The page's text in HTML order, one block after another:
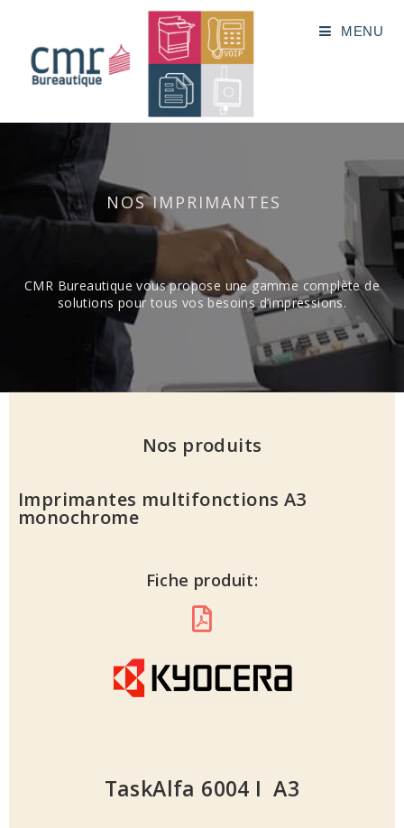
MENU
NOS IMPRIMANTES
CMR Bureautique vous propose une gamme complète de
solutions pour tous vos besoins d’impressions.
Nos produits
Imprimantes multifonctions A3
monochrome
Fiche produit:
TaskAlfa 6004 I A3